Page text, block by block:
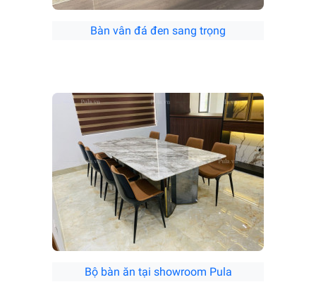
Bàn vân đá đen sang trọng
Bộ bàn ăn tại showroom Pula